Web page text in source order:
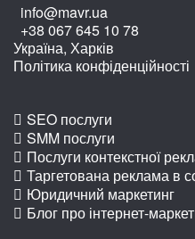
info@mavr.ua
+38 067 645 10 78
Україна, Харків
Політика конфіденційності
SEO послуги
SMM послуги
Послуги контекстної
Таргетована реклама в
Юридичний маркетинг
Блог про інтернет-